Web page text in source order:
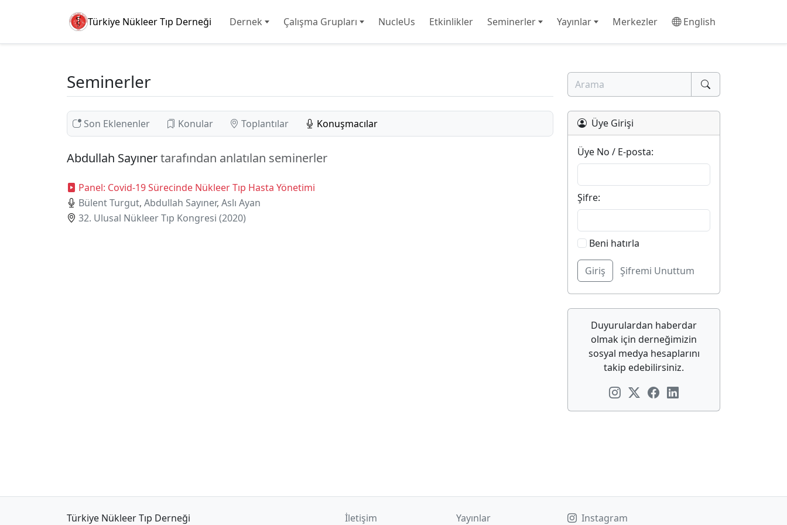
Türkiye Nükleer Tıp Derneği Dernek Çalışma Grupları NucleUs Etkinlikler Seminerler Yayınlar Merkezler English
Seminerler
Son Eklenenler Konular Toplantılar Konuşmacılar
Abdullah Sayınertarafından anlatılan seminerler
Panel: Covid-19 Sürecinde Nükleer Tıp Hasta Yönetimi
Bülent Turgut, Abdullah Sayıner, Aslı Ayan
32. Ulusal Nükleer Tıp Kongresi (2020)
Üye Girişi
Üye No / E-posta:
Şifre:
Beni hatırla
Şifremi Unuttum
Duyurulardan haberdar
olmak için derneğimizin
sosyal medya hesaplarını
takip edebilirsiniz.
Türkiye Nükleer Tıp Derneği İletişim Yayınlar Instagram